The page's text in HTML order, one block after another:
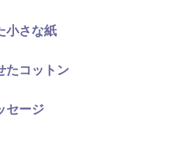
小さな紙
たコットン
セージ